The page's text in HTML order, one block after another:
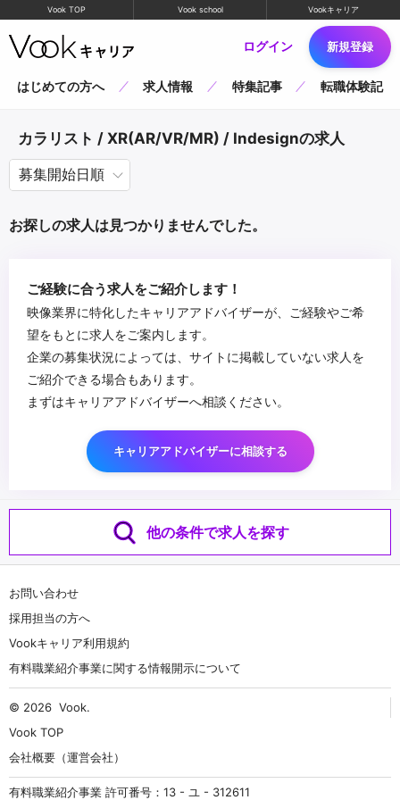
Vook TOP Vook school Vookキャリア
ログイン 新規登録
はじめての方へ 求人情報 特集記事 転職体験記
カラリスト / XR(AR/VR/MR) / Indesignの求人
お探しの求人は見つかりませんでした。
ご経験に合う求人をご紹介します！
映像業界に特化したキャリアアドバイザーが、ご経験やご希
望をもとに求人をご案内します。
企業の募集状況によっては、サイトに掲載していない求人を
ご紹介できる場合もあります。
まずはキャリアアドバイザーへ相談ください。
キャリアアドバイザーに相談する
他の条件で求人を探す
お問い合わせ
採用担当の方へ
Vookキャリア利用規約
有料職業紹介事業に関する情報開示について
© 2026 Vook.
Vook TOP
会社概要（運営会社）
有料職業紹介事業 許可番号：13 - ユ - 312611